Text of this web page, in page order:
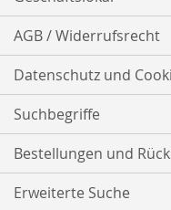
AGB / Widerrufsrecht
Datenschutz und
Suchbegriffe
Bestellungen und
Erweiterte Suche